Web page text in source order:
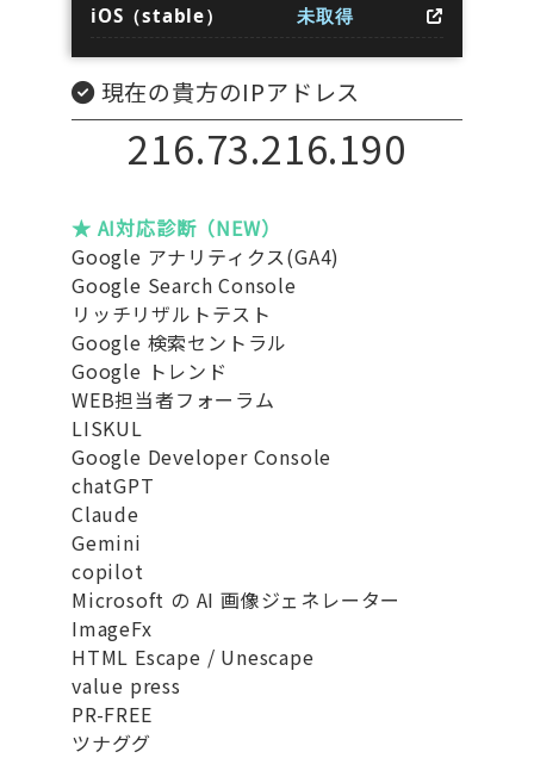
iOS（stable）
未取得
現在の貴方のIPアドレス
216.73.216.190
★ AI対応診断（NEW）
Google アナリティクス(GA4)
Google Search Console
リッチリザルトテスト
Google 検索セントラル
Google トレンド
WEB担当者フォーラム
LISKUL
Google Developer Console
chatGPT
Claude
Gemini
copilot
Microsoft の AI 画像ジェネレーター
ImageFx
HTML Escape / Unescape
value press
PR-FREE
ツナググ